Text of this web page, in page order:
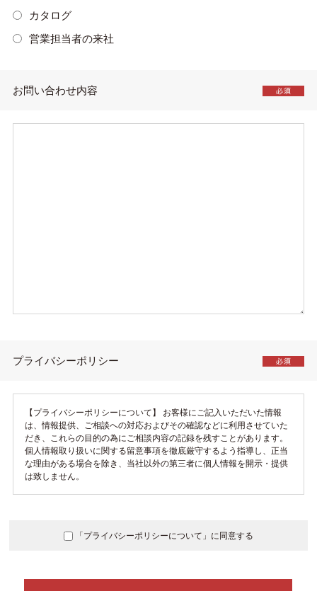
カタログ
営業担当者の来社
お問い合わせ内容
プライバシーポリシー
【プライバシーポリシーについて】
お客様にご記入いただいた情報
は、情報提供、ご相談への対応およびその確認などに利用させていた
だき、これらの目的の為にご相談内容の記録を残すことがあります。
個人情報取り扱いに関する留意事項を徹底厳守するよう指導し、正当
な理由がある場合を除き、当社以外の第三者に個人情報を開示・提供
は致しません。
「プライバシーポリシーについて」に同意する